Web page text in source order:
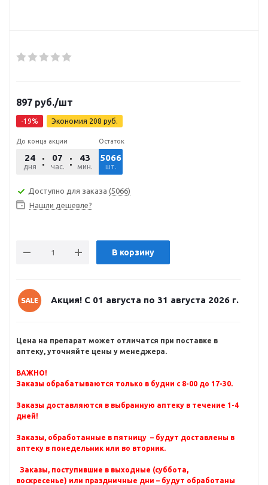
897 руб./шт
-19% Экономия 208 руб.
До конца акции
24
дня
07
час.
43
мин.
28
сек.
Остаток
5066
шт.
Доступно для заказа (5066)
Нашли дешевле?
В корзину
Акция! С 01 августа по 31 августа 2026 г.
Цена на препарат может отличатся при поставке в
аптеку, уточняйте цены у менеджера.
ВАЖНО!
Заказы обрабатываются только в будни с 8-00 до 17-30.
Заказы доставляются в выбранную аптеку в течение 1-4
дней!
Заказы, обработанные в пятницу – будут доставлены в
аптеку в понедельник или во вторник.
Заказы, поступившие в выходные (суббота,
воскресенье) или праздничные дни – будут обработаны